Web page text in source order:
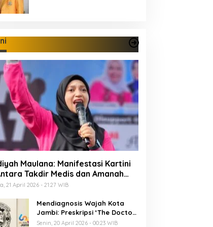
Maulana: Manifestasi Kartini
Takdir Medis dan Amanah
21 April 2026 - 21:27 WIB
Mendiagnosis Wajah Kota
Jambi: Preskripsi ‘The Doctor’
Menuju 625 Tahun Tanah Pilih
Senin, 20 April 2026 - 00:23 WIB